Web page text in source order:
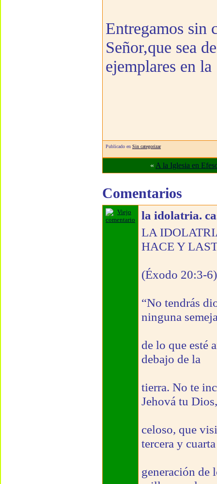
Entregamos sin
Señor,que sea
ejemplares en
Publicado en Sin categorizar
« A la Iglesia en
Comentarios
la idolatria.
LA
HACE Y
(Éxodo 20:3-6)
“No tendrás
ninguna
de lo que esté
debajo de la
tierra. No te
Jehová tu
celoso, que
tercera y cuarta
generación de